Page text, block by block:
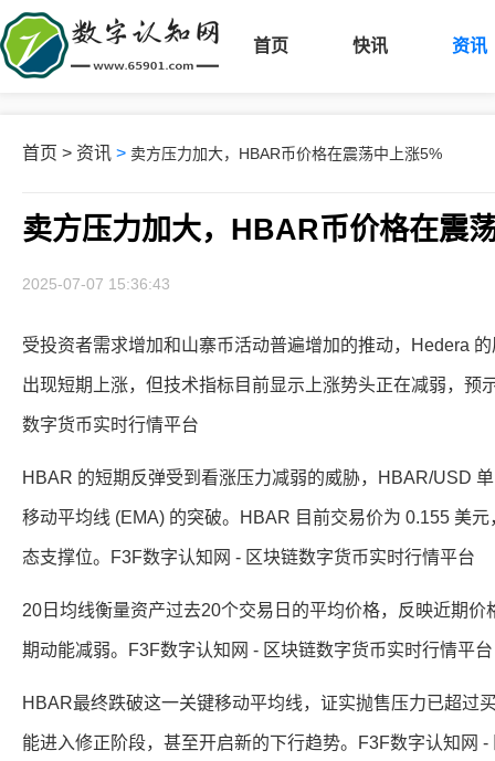
首页 快讯 资讯
首页 > 资讯 > 卖方压力加大，HBAR币价格在震荡中上涨5%
卖方压力加大，HBAR币价格在震
2025-07-07 15:36:43
受投资者需求增加和山寨币活动普遍增加的推动，Hedera
出现短期上涨，但技术指标目前显示上涨势头正在减弱，预
数字货币实时行情平台
HBAR 的短期反弹受到看涨压力减弱的威胁，HBAR/USD
移动平均线 (EMA) 的突破。HBAR 目前交易价为 0.155 美
态支撑位。F3F数字认知网 - 区块链数字货币实时行情平台
20日均线衡量资产过去20个交易日的平均价格，反映近期
期动能减弱。F3F数字认知网 - 区块链数字货币实时行情平台
HBAR最终跌破这一关键移动平均线，证实抛售压力已超过
能进入修正阶段，甚至开启新的下行趋势。F3F数字认知网